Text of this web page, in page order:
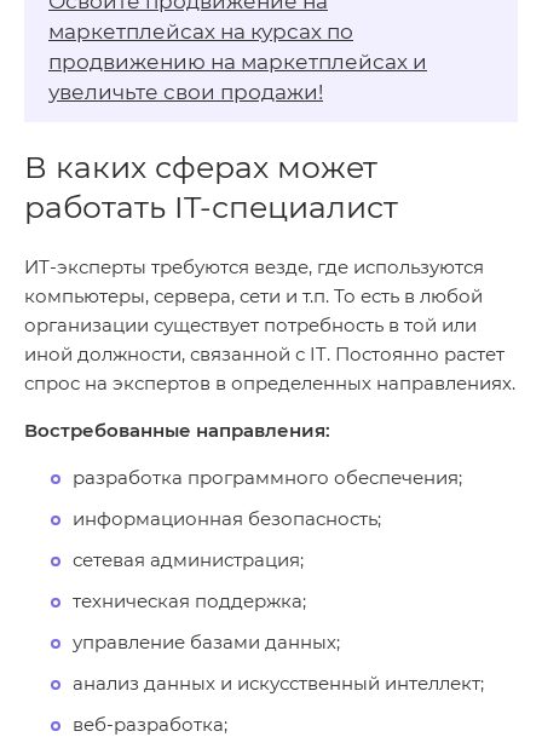
маркетплейсах на курсах по
продвижению на маркетплейсах и
увеличьте свои продажи!
В каких сферах может
работать IT-специалист
ИТ-эксперты требуются везде, где используются
компьютеры, сервера, сети и т.п. То есть в любой
организации существует потребность в той или
иной должности, связанной с IT. Постоянно растет
спрос на экспертов в определенных направлениях.
Востребованные направления:
разработка программного обеспечения;
информационная безопасность;
сетевая администрация;
техническая поддержка;
управление базами данных;
анализ данных и искусственный интеллект;
веб-разработка;